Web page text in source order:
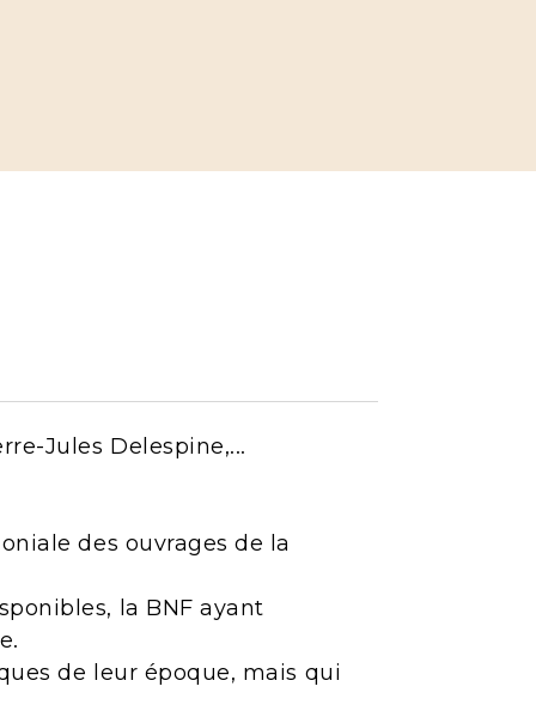
Jules Delespine,...
des ouvrages de la
la BNF ayant
de leur époque, mais qui